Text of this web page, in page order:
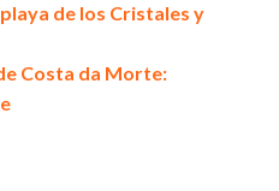
de los Cristales y
Costa da Morte: